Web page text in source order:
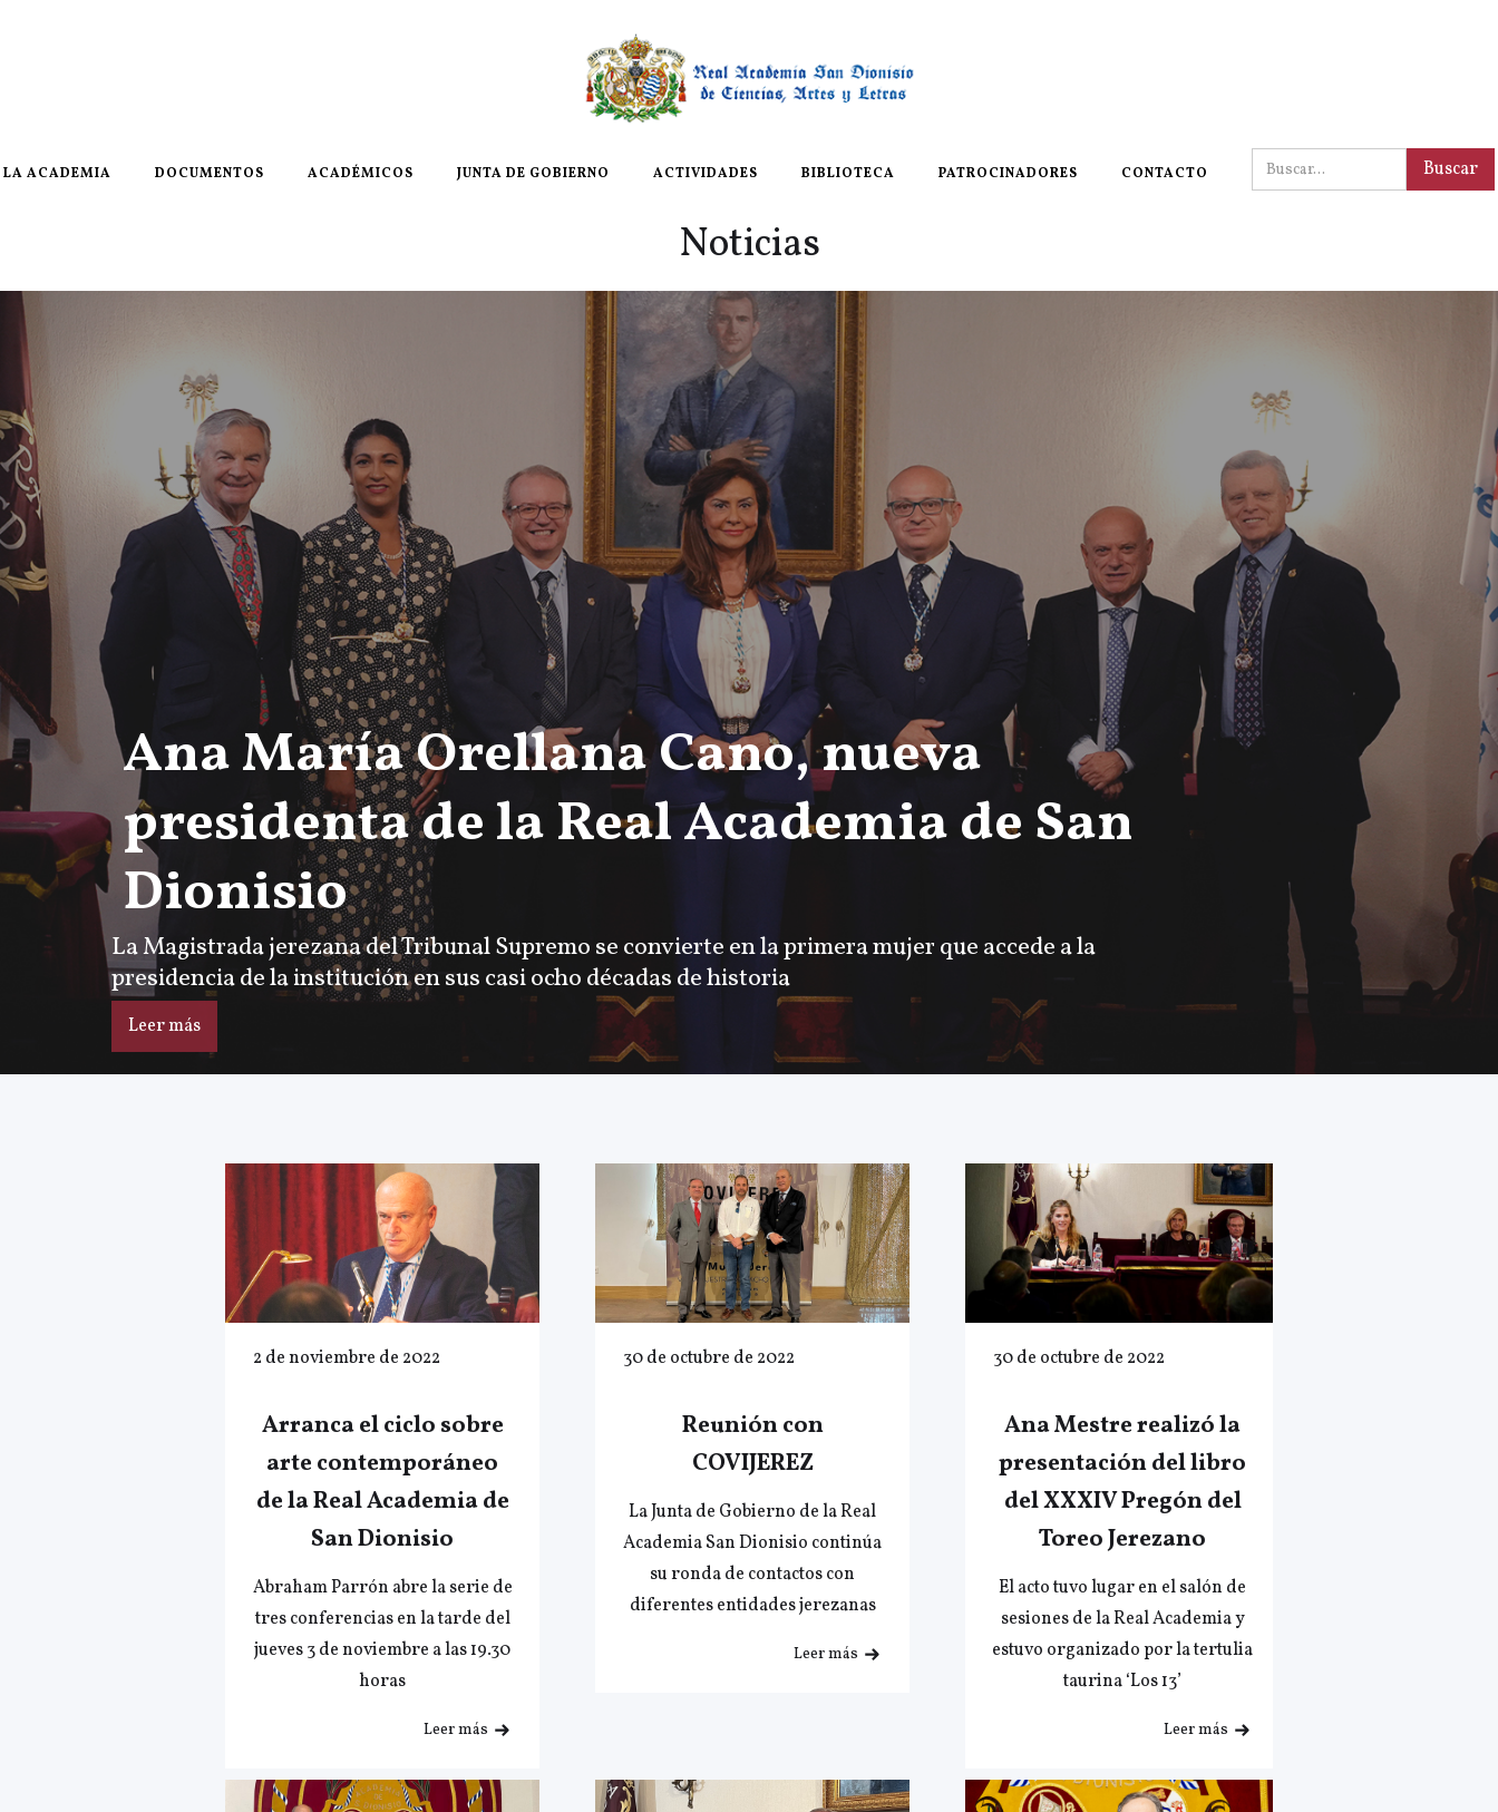
LA ACADEMIA DOCUMENTOS ACADÉMICOS JUNTA DE GOBIERNO ACTIVIDADES BIBLIOTECA PATROCINADORES CONTACTO
Noticias
Ana María Orellana Cano, nueva
presidenta de la Real Academia de San
Dionisio
La Magistrada jerezana del Tribunal Supremo se convierte en la primera mujer que accede a la
presidencia de la institución en sus casi ocho décadas de historia
Leer más
2 de noviembre de 2022
Arranca el ciclo sobre
arte contemporáneo
de la Real Academia de
San Dionisio
Abraham Parrón abre la serie de
tres conferencias en la tarde del
jueves 3 de noviembre a las 19.30
horas
Leer más
30 de octubre de 2022
Reunión con
COVIJEREZ
La Junta de Gobierno de la Real
Academia San Dionisio continúa
su ronda de contactos con
diferentes entidades jerezanas
Leer más
30 de octubre de 2022
Ana Mestre realizó la
presentación del libro
del XXXIV Pregón del
Toreo Jerezano
El acto tuvo lugar en el salón de
sesiones de la Real Academia y
estuvo organizado por la tertulia
taurina ‘Los 13’
Leer más